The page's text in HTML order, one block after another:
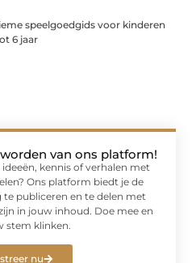
speelgoedgids voor kinderen
6 jaar
van ons platform!
kennis of verhalen met
Ons platform biedt je de
publiceren en te delen met
in jouw inhoud. Doe mee en
stem klinken.
nu